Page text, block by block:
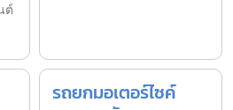
ต์
รถยกมอเตอร์ไซค์